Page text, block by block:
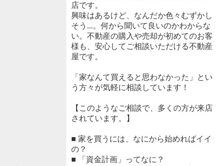
店です。
興味はあるけど、なんだか色々むずかし
そう...。何から聞いて良いのかわからな
い。不動産の購入や売却が初めてのお客
様も、安心してご相談いただける不動産
屋です。
「家なんて買えると思わなかった」とい
う方々が気軽に相談しています！
【このようなご相談で、多くの方が来店
されています。】
■ 家を買うには、なにから始めればイイ
の？
■ 「資金計画」ってなに？